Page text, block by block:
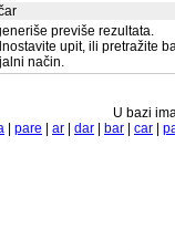
previše rezultata.
upit, ili pretražite
način.
U bazi
pare ar dar bar car